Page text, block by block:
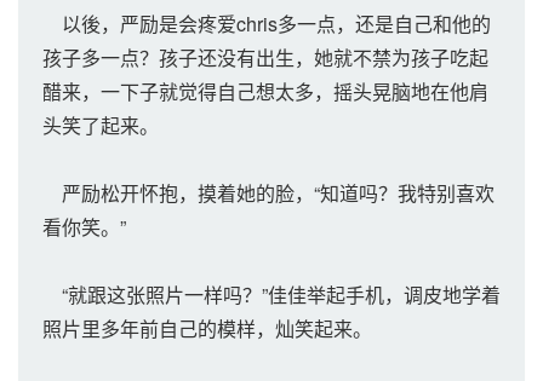
以後，严励是会疼爱chris多一点，还是自己和他的
孩子多一点？孩子还没有出生，她就不禁为孩子吃起
醋来，一下子就觉得自己想太多，摇头晃脑地在他肩
头笑了起来。
严励松开怀抱，摸着她的脸，“知道吗？我特别喜欢
看你笑。”
“就跟这张照片一样吗？”佳佳举起手机，调皮地学着
照片里多年前自己的模样，灿笑起来。